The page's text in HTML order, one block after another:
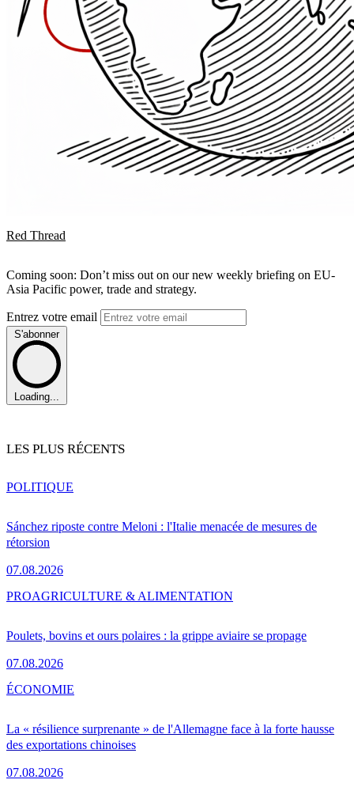
Red Thread
Coming soon: Don’t miss out on our new weekly briefing on EU-
Asia Pacific power, trade and strategy.
Entrez votre email
S'abonner
Loading...
LES PLUS RÉCENTS
Sánchez riposte contre Meloni : l'Italie menacée de mesures de
rétorsion
07.08.2026
POLITIQUE
Poulets, bovins et ours polaires : la grippe aviaire se propage
07.08.2026
PROAGRICULTURE & ALIMENTATION
La « résilience surprenante » de l'Allemagne face à la forte hausse
des exportations chinoises
07.08.2026
ÉCONOMIE